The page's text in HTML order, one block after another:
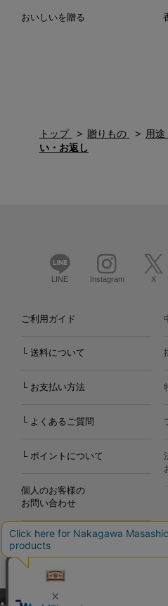
おいしいを贈る
トップ 贈りもの 用途
い・お返し
LINE Instagram X
ご利用ガイド
└ 送料について
└ お支払い方法
└ よくあるご質問
└ ポイントについて
個人のお客様の
お問い合わせ